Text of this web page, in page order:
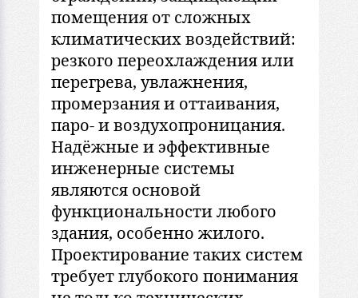
помещения от сложных
климатических воздействий:
резкого переохлаждения или
перегрева, увлажнения,
промерзания и оттаивания,
паро- и воздухопроницания.
Надёжные и эффективные
инженерные системы
являются основой
функциональности любого
здания, особенно жилого.
Проектирование таких систем
требует глубокого понимания